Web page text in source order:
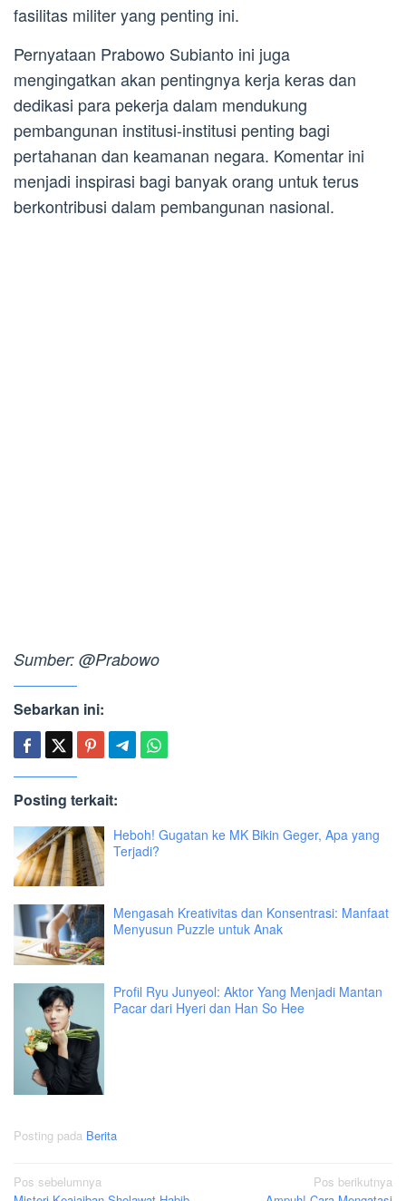
fasilitas militer yang penting ini.
Pernyataan Prabowo Subianto ini juga
mengingatkan akan pentingnya kerja keras dan
dedikasi para pekerja dalam mendukung
pembangunan institusi-institusi penting bagi
pertahanan dan keamanan negara. Komentar ini
menjadi inspirasi bagi banyak orang untuk terus
berkontribusi dalam pembangunan nasional.
Sumber: @Prabowo
Sebarkan ini:
Posting terkait:
Heboh! Gugatan ke MK Bikin Geger, Apa yang
Terjadi?
Mengasah Kreativitas dan Konsentrasi: Manfaat
Menyusun Puzzle untuk Anak
Profil Ryu Junyeol: Aktor Yang Menjadi Mantan
Pacar dari Hyeri dan Han So Hee
Posting pada Berita
Navigasi
Pos sebelumnya
Pos berikutnya